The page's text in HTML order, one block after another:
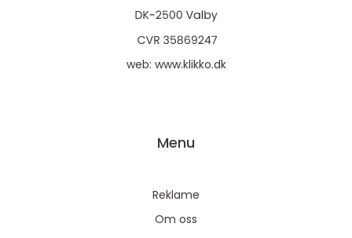
web: www.klikko.dk
Menu
Reklame
Om oss